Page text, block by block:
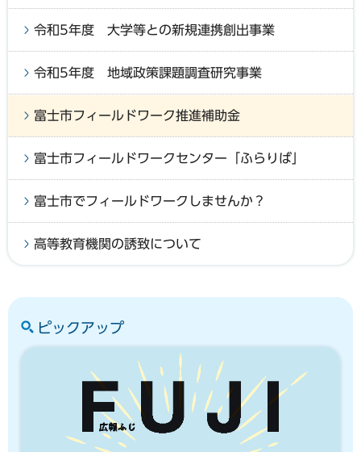
令和5年度 大学等との新規連携創出事業
令和5年度 地域政策課題調査研究事業
富士市フィールドワーク推進補助金
富士市フィールドワークセンター「ふらりば」
富士市でフィールドワークしませんか？
高等教育機関の誘致について
ピックアップ